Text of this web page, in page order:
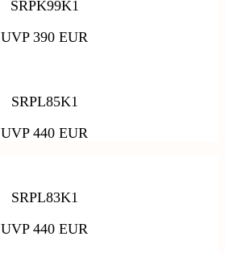
SRPK99K1
UVP 390 EUR
SRPL85K1
UVP 440 EUR
SRPL83K1
UVP 440 EUR